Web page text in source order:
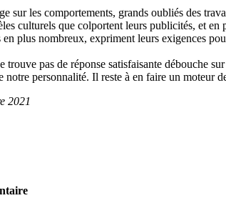
sur les comportements, grands oubliés des
culturels que colportent leurs publicités, et
plus nombreux, expriment leurs exigences
trouve pas de réponse satisfaisante débouche
notre personnalité. Il reste à en faire un moteur
2021